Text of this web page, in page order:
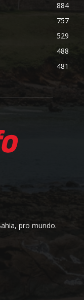
884
757
529
488
481
pro mundo.